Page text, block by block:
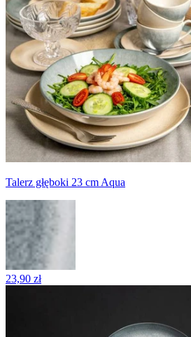
Talerz głęboki 23 cm Aqua
23,90 zł